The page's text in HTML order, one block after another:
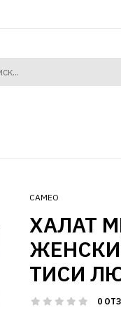
CAMEO
ХАЛАТ
ТИСИ
0